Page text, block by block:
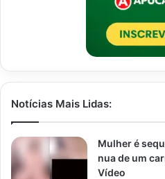
Notícias Mais Lidas:
Mulher é
nua de um
Vídeo